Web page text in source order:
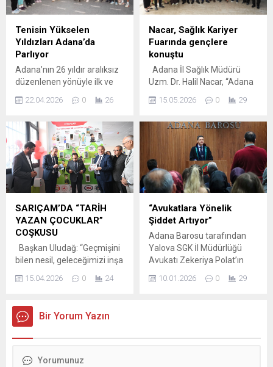
getiren Sarı-Siyahlı ekibin
Başkan Yardımcısı Bülent
Tığ, “Taraftarlarımız
takımımızın gücüne güç
katıyor. Hem deplasmanda
hem de Ali Hoşfikirer...
ÖLENLERE VE ŞEHİTLERE
İTHAF EDİLDİ Milli ve manevi
konulara hassasiyeti ile öne
çıkan kurumlardan biri olan
Ülkü Ocakları, Türkiye’yi...
Tenisin Yükselen
Yıldızları Adana’da
Parlıyor
Adana’nın 26 yıldır aralıksız
düzenlenen yönüyle ilk ve
organizasyonu olan Tennis
Çukurova Cup 14 Yaş
Uluslararası Tenis Turnuvası
başladı. ARC Water
Energy’nin ana
sponsorluğunda Adana
Tenis, Dağ ve Su Sporları
Kulübü’nde (ATDSK) yapılan
26’ncı Çukurova Cup, 64’lük
ana tablo maçlarının
oynanmasıyla başladı.
Geleceğin şampiyonları...
22.04.2026 0 26
Nacar, Sağlık Kariyer
Fuarında gençlere
konuştu
Adana İl Sağlık Müdürü
Uzm. Dr. Halil Nacar, “Adana
Adana Çalışma ve İş
koordinasyon içerisinde
gerçekleştirdiğimiz ‘Sağlıkta
Kariyer ve İstihdam Fuarı’
kapsamında, sağlık
hizmetleri eğitimi alan
öğrencilerimizle bir araya
geldik” dedi.
TECRÜBELERİNİ PAYLAŞTI İl
Sağlık Müdürü Uzm. Dr. Halil
Nacar, “Geleceğimizin
teminatı, yarının...
15.05.2026 0 29
SARIÇAM’DA “TARİH
YAZAN ÇOCUKLAR”
COŞKUSU
Başkan Uludağ: “Geçmişini
bilen nesil, geleceğimizi inşa
Belediyesi’nin katkıları ve
Müdürlüğü’nün
organizasyonuyla ilçede
projesi, hayata geçirildi.
15.04.2026 0 24
“Avukatlara Yönelik
Şiddet Artıyor”
Adana Barosu tarafından
Yalova SGK İl Müdürlüğü
Avukatı Zekeriya Polat’ın
silahlı saldırı nedeniyle
10.01.2026 0 29
Bir Yorum Yazın